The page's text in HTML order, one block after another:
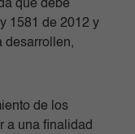
que debe
1581 de 2012 y
desarrollen,
de los
a una finalidad